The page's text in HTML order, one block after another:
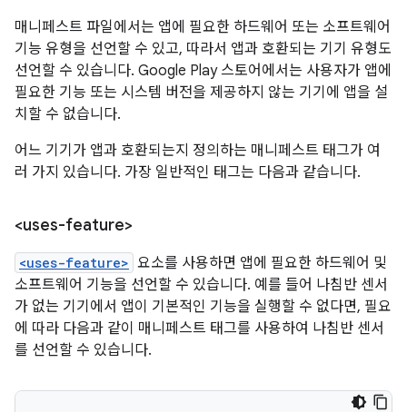
매니페스트 파일에서는 앱에 필요한 하드웨어 또는 소프트웨어
기능 유형을 선언할 수 있고, 따라서 앱과 호환되는 기기 유형도
선언할 수 있습니다. Google Play 스토어에서는 사용자가 앱에
필요한 기능 또는 시스템 버전을 제공하지 않는 기기에 앱을 설
치할 수 없습니다.
어느 기기가 앱과 호환되는지 정의하는 매니페스트 태그가 여
러 가지 있습니다. 가장 일반적인 태그는 다음과 같습니다.
<uses-feature>
<uses-feature> 요소를 사용하면 앱에 필요한 하드웨어 및
소프트웨어 기능을 선언할 수 있습니다. 예를 들어 나침반 센서
가 없는 기기에서 앱이 기본적인 기능을 실행할 수 없다면, 필요
에 따라 다음과 같이 매니페스트 태그를 사용하여 나침반 센서
를 선언할 수 있습니다.